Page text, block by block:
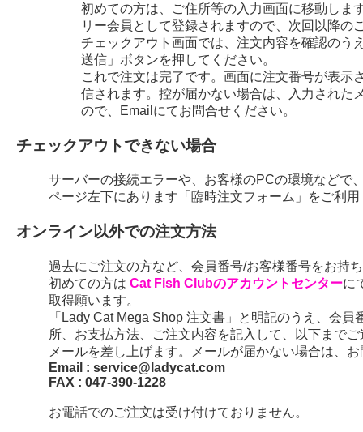
初めての方は、ご住所等の入力画面に移動しま
リー会員として登録されますので、次回以降の
チェックアウト画面では、注文内容を確認のう
送信」ボタンを押してください。
これで注文は完了です。画面に注文番号が表
信されます。控が届かない場合は、入力された
ので、Emailにてお問合せください。
チェックアウトできない場合
サーバーの接続エラーや、お客様のPCの環境などで
ページ左下にあります「臨時注文フォーム」をご利
オンライン以外での注文方法
過去にご注文の方など、会員番号/お客様番号をお持
初めての方は Cat Fish Clubのアカウントセンターに
取得願います。
「Lady Cat Mega Shop 注文書」と明記のうえ、会
所、お支払方法、ご注文内容を記入して、以下まで
メールを差し上げます。メールが届かない場合は、
Email : service@ladycat.com
FAX : 047-390-1228
お電話でのご注文は受け付けておりません。